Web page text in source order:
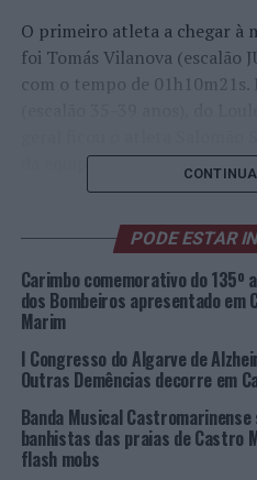
O primeiro atleta a chegar à
foi Tomás Vilanova (escalão
com o tempo de 01h10m21s.
da equipaMirachoro Hotels.
de chegada foi Jana Advani
atletas Amelia Drumm
Margarida Passos (JUN), da
Nas equipas, o Vasco da
classificou-se com o primeiro
Louletano no feminino.
O VII Triatlo de Altura foi
PODE ESTAR
Carimbo comemorativo do 135º
dos Bombeiros apresentado em
Marim
I Congresso do Algarve de
Outras Demências decorre em
Banda Musical
banhistas das praias de Castro
flash mobs